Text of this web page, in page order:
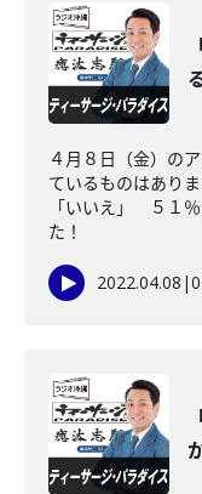
４月８日（金）の
ているものはあり
「いいえ」 ５１
た！
2022.04.08 |